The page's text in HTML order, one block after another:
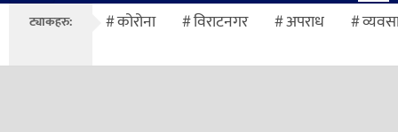
ट्याकहरु: कोरोना विराटनगर अपराध